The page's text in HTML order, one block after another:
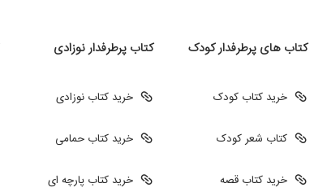
کتاب های پرطرفدار کودک
خرید کتاب کودک
کتاب شعر کودک
خرید کتاب قصه
کتاب پرطرفدار نوزادی
خرید کتاب نوزادی
خرید کتاب حمامی
خرید کتاب پارچه ای